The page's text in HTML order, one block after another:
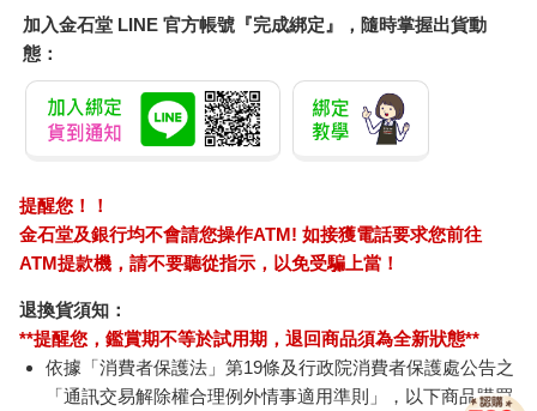
加入金石堂 LINE 官方帳號『完成綁定』，隨時掌握出貨動
態：
提醒您！！
金石堂及銀行均不會請您操作ATM! 如接獲電話要求您前往
ATM提款機，請不要聽從指示，以免受騙上當！
退換貨須知：
**提醒您，鑑賞期不等於試用期，退回商品須為全新狀態**
依據「消費者保護法」第19條及行政院消費者保護處公告之
「通訊交易解除權合理例外情事適用準則」，以下商品購買